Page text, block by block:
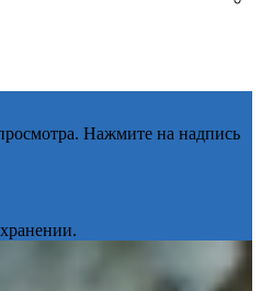
Нажмите на надпись